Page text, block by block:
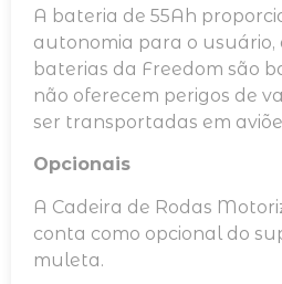
A bateria de 55Ah
autonomia para o usuário,
baterias da Freedom são
não oferecem perigos de
ser transportadas em
Opcionais
A Cadeira de Rodas
conta como opcional do
muleta.